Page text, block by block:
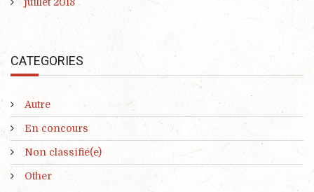
CATEGORIES
Autre
En concours
Non classifié(e)
Other